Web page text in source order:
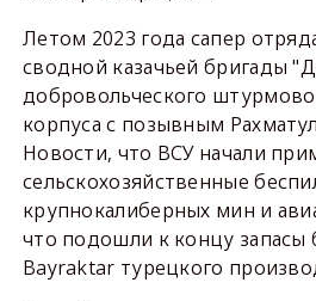
Летом 2023 года сапер
сводной казачьей бригады
добровольческого
корпуса с позывным
Новости, что ВСУ начали
сельскохозяйственные
крупнокалиберных мин и
что подошли к концу
Bayraktar турецкого